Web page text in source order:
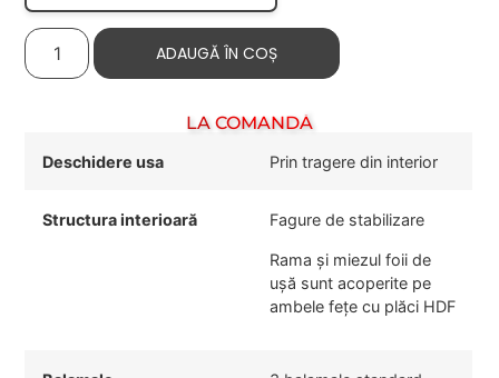
ADAUGĂ ÎN COȘ
LA COMANDĂ
Deschidere usa Prin tragere din interior
Structura interioară Fagure de stabilizare
Rama și miezul foii de
ușă sunt acoperite pe
ambele fețe cu plăci HDF